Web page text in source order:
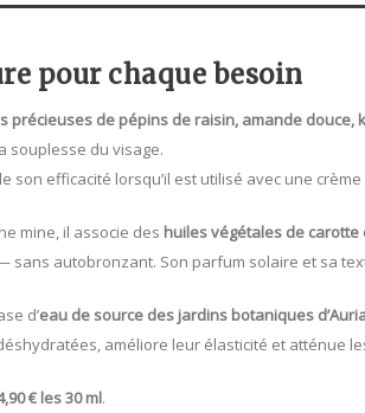
pour chaque besoin
précieuses de pépins de raisin, amande douce,
souplesse du visage.
son efficacité lorsqu’il est utilisé avec une
mine, il associe des huiles végétales de carotte
sans autobronzant. Son parfum solaire et sa
d’eau de source des jardins botaniques
améliore leur élasticité et atténue
€ les 30 ml.